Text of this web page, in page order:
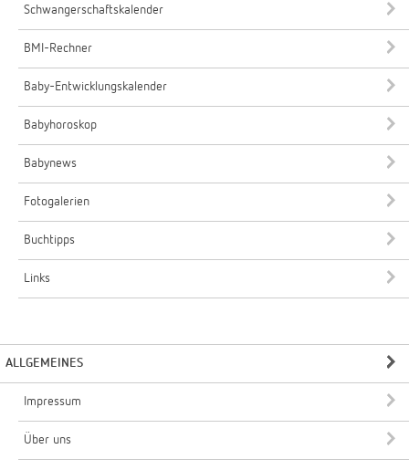
Schwangerschaftskalender
BMI-Rechner
Baby-Entwicklungskalender
Babyhoroskop
Babynews
Fotogalerien
Buchtipps
Links
ALLGEMEINES
Impressum
Über uns